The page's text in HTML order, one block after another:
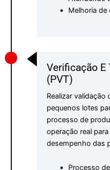
Melhoria de
Verificação E
(PVT)
Realizar validação
pequenos lotes
processo de
operação real
desempenho das
Processo